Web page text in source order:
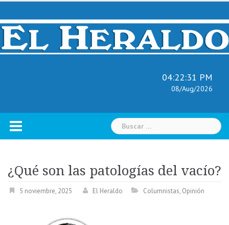
Skip
content
04:22:32 PM
08/Aug/2026
Buscar:
¿Qué son las patologías del vacío?
5 noviembre, 2025 El Heraldo Columnistas, Opinión